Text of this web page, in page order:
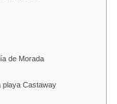
de Morada
playa Castaway